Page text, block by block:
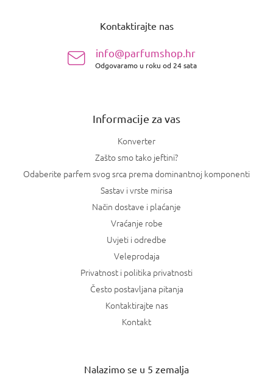
Kontaktirajte nas
info@parfumshop.hr
Odgovaramo u roku od 24 sata
Informacije za vas
Konverter
Zašto smo tako jeftini?
Odaberite parfem svog srca prema dominantnoj komponenti
Sastav i vrste mirisa
Način dostave i plaćanje
Vraćanje robe
Uvjeti i odredbe
Veleprodaja
Privatnost i politika privatnosti
Često postavljana pitanja
Kontaktirajte nas
Kontakt
Nalazimo se u 5 zemalja